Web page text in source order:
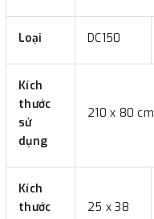
Loại DC150
Kích
thước
sử
dụng
210 x 80 cm
Kích
thước
25 x 38